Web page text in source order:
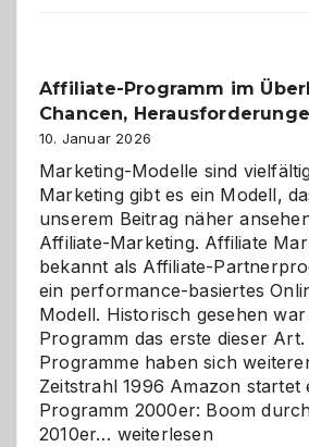
Affiliate-Programm im
Chancen,
10. Januar 2026
Marketing-Modelle sind
Marketing gibt es ein Modell,
unserem Beitrag näher
Affiliate-Marketing. Affiliate
bekannt als Affiliate-
ein performance-basiertes
Modell. Historisch gesehen
Programm das erste dieser
Programme haben sich
Zeitstrahl 1996 Amazon startet
Programm 2000er: Boom
2010er… Affiliate-
weiterlesen